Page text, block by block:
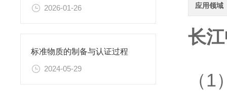
2026-01-26
标准物质的制备与认证过程
2024-05-29
应用领域
长
（